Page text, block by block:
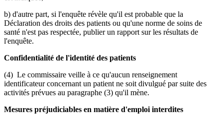
b) d'autre part, si l'enquête révèle qu'il est probable que la
Déclaration des droits des patients ou qu'une norme de soins de
santé n'est pas respectée, publier un rapport sur les résultats de
l'enquête.
Confidentialité de l'identité des patients
(4) Le commissaire veille à ce qu'aucun renseignement
identificateur concernant un patient ne soit divulgué par suite des
activités prévues au paragraphe (3) qu'il mène.
Mesures préjudiciables en matière d'emploi interdites